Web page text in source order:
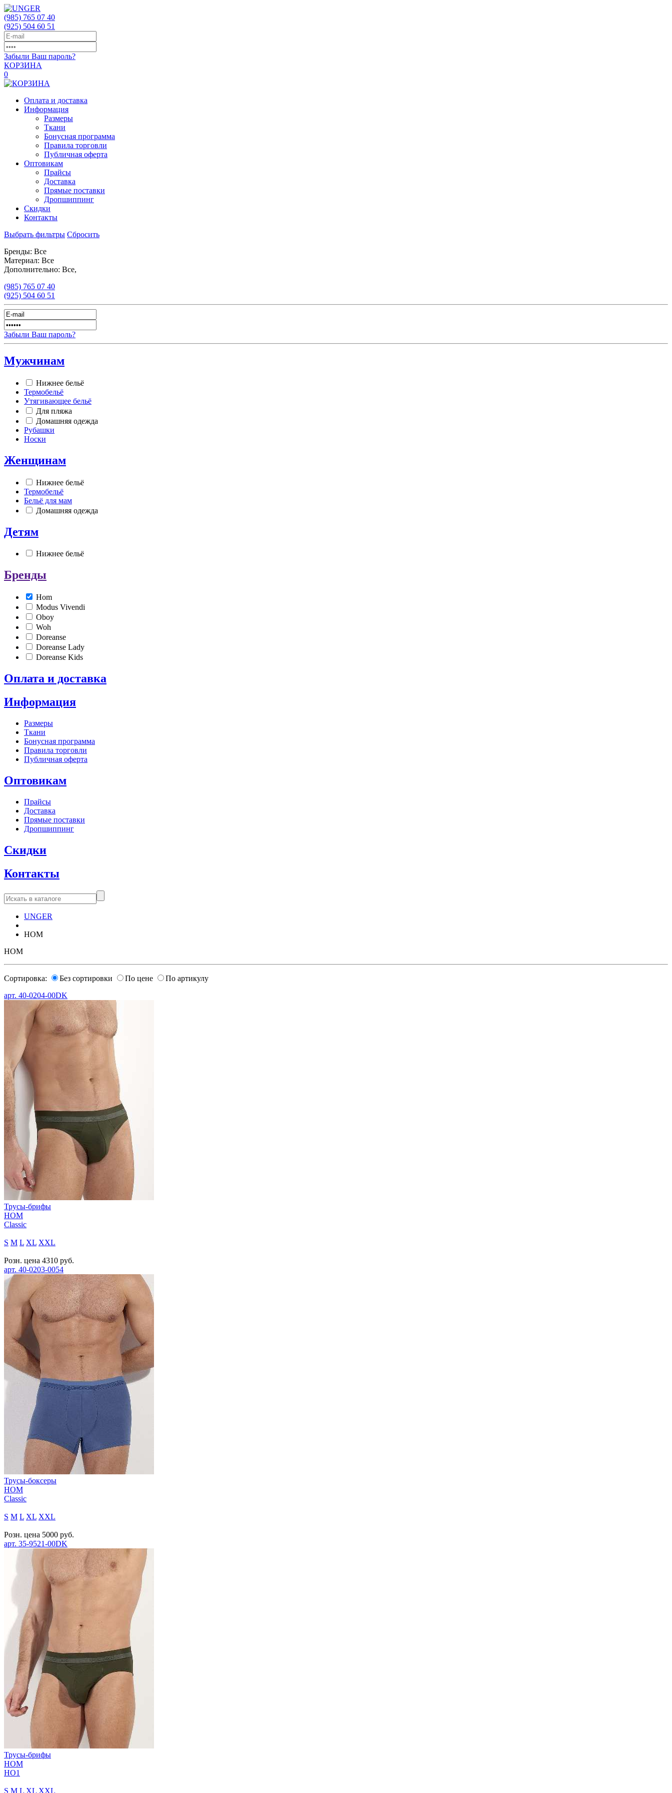
(985) 765 07 40
(925) 504 60 51
Забыли Ваш пароль?
КОРЗИНА
0
Оплата и доставка
Информация
Размеры
Ткани
Бонусная программа
Правила торговли
Публичная оферта
Оптовикам
Прайсы
Доставка
Прямые поставки
Дропшиппинг
Скидки
Контакты
Выбрать фильтры Сбросить
Бренды: Все
Материал: Все
Дополнительно: Все,
(985) 765 07 40
(925) 504 60 51
Забыли Ваш пароль?
Мужчинам
Нижнее бельё
Термобельё
Утягивающее бельё
Для пляжа
Домашняя одежда
Рубашки
Носки
Женщинам
Нижнее бельё
Термобельё
Бельё для мам
Домашняя одежда
Детям
Нижнее бельё
Бренды
Hom
Modus Vivendi
Oboy
Woh
Doreanse
Doreanse Lady
Doreanse Kids
Оплата и доставка
Информация
Размеры
Ткани
Бонусная программа
Правила торговли
Публичная оферта
Оптовикам
Прайсы
Доставка
Прямые поставки
Дропшиппинг
Скидки
Контакты
UNGER
HOM
HOM
Сортировка: Без сортировки По цене
По артикулу
арт. 40-0204-00DK
Трусы-брифы
HOM
Classic
S M L XL XXL
Розн. цена 4310 руб.
арт. 40-0203-0054
Трусы-боксеры
HOM
Classic
S M L XL XXL
Розн. цена 5000 руб.
арт. 35-9521-00DK
Трусы-брифы
HOM
HO1
S M L XL XXL